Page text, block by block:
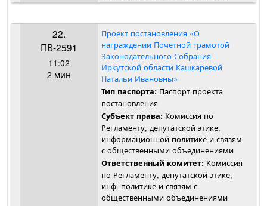
22.
ПВ-2591
11:02
2 мин
Проект постановления «О
награждении Почетной грамотой
Законодательного Собрания
Иркутской области Кашкаревой
Натальи Ивановны»
Тип паспорта: Паспорт проекта
постановления
Субъект права: Комиссия по
Регламенту, депутатской этике,
информационной политике и связям
с общественными объединениями
Ответственный комитет: Комиссия
по Регламенту, депутатской этике,
инф. политике и связям с
общественными объединениями